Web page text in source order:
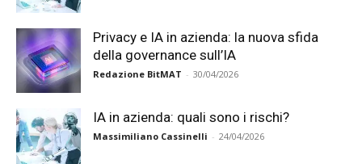
Privacy e IA in azienda: la nuova sfida
della governance sull’IA
Redazione BitMAT - 30/04/2026
IA in azienda: quali sono i rischi?
Massimiliano Cassinelli - 24/04/2026